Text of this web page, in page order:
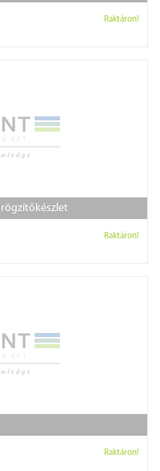
Raktáron!
rögzítőkészlet
Raktáron!
Raktáron!